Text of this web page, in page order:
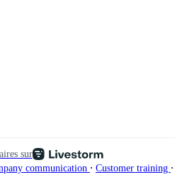
sur
communication ∙ Customer training ∙